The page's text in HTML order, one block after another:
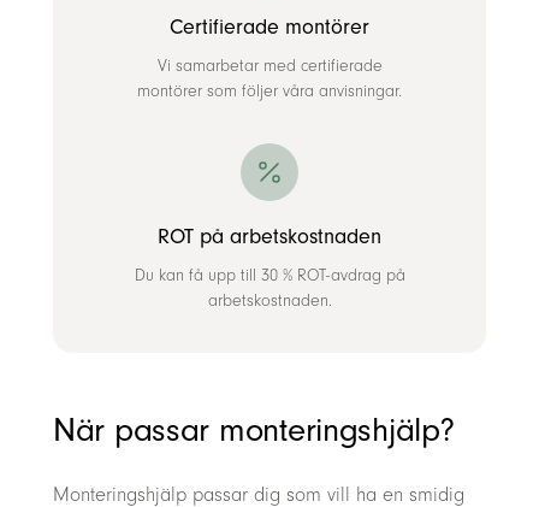
Certifierade montörer
Vi samarbetar med certifierade
montörer som följer våra anvisningar.
ROT på arbetskostnaden
Du kan få upp till 30 % ROT-avdrag på
arbetskostnaden.
När passar monteringshjälp?
Monteringshjälp passar dig som vill ha en smidig